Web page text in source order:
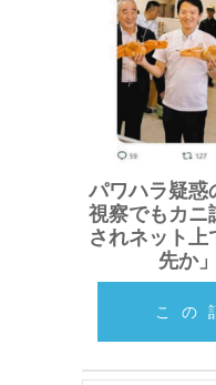
パワハラ疑惑
視察でもカ
されネット
先か
この